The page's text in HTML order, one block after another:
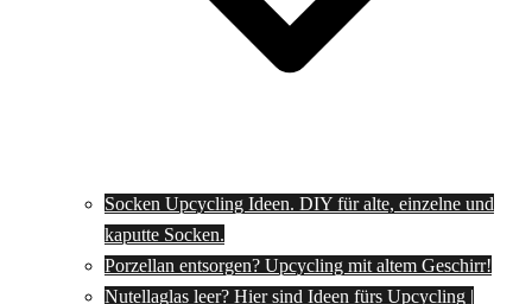
Socken Upcycling Ideen. DIY für alte, einzelne und
kaputte Socken.
Porzellan entsorgen? Upcycling mit altem Geschirr!
Nutellaglas leer? Hier sind Ideen fürs Upcycling |